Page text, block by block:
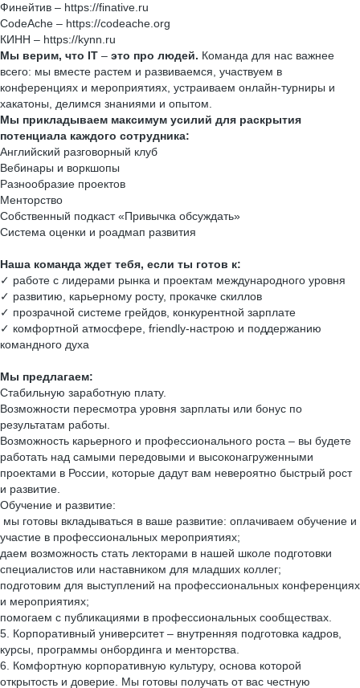
Финейтив –​ https://finative.ru
CodeAche – https://codeache.org
КИНН – https://kynn.ru
Мы верим, что IT – это про людей. Команда для нас важнее
всего: мы вместе растем и развиваемся, участвуем в
конференциях и мероприятиях, устраиваем онлайн-турниры и
хакатоны, делимся знаниями и опытом.
Мы прикладываем максимум усилий для раскрытия
потенциала каждого сотрудника:
Английский разговорный клуб
Вебинары и воркшопы
Разнообразие проектов
Менторство
Собственный подкаст «Привычка обсуждать»
Система оценки и роадмап развития
Наша команда ждет тебя, если ты готов к:
✓ работе с лидерами рынка и проектам международного уровня
✓ развитию, карьерному росту, прокачке скиллов
✓ прозрачной системе грейдов, конкурентной зарплате
✓ комфортной атмосфере, friendly-настрою и поддержанию
командного духа
Мы предлагаем:
Стабильную заработную плату.
Возможности пересмотра уровня зарплаты или бонус по
результатам работы.
Возможность карьерного и профессионального роста – вы будете
работать над самыми передовыми и высоконагруженными
проектами в России, которые дадут вам невероятно быстрый рост
и развитие.
Обучение и развитие:
мы готовы вкладываться в ваше развитие: оплачиваем обучение и
участие в профессиональных мероприятиях;
даем возможность стать лекторами в нашей школе подготовки
специалистов или наставником для младших коллег;
подготовим для выступлений на профессиональных конференциях
и мероприятиях;
помогаем с публикациями в профессиональных сообществах.
5. Корпоративный университет – внутренняя подготовка кадров,
курсы, программы онбординга и менторства.
6. Комфортную корпоративную культуру, основа которой
открытость и доверие. Мы готовы получать от вас честную